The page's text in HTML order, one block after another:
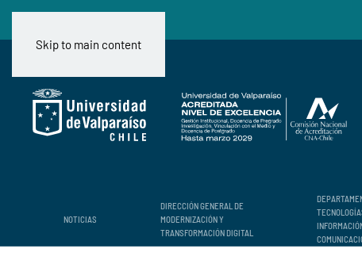
Skip to main content
NOTICIAS
DIRECCIÓN GENERAL DE
MODERNIZACIÓN Y
TRANSFORMACIÓN DIGITAL